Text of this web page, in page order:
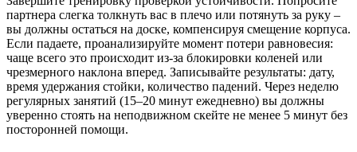
партнера слегка толкнуть вас в плечо или потянуть за руку –
вы должны остаться на доске, компенсируя смещение корпуса.
Если падаете, проанализируйте момент потери равновесия:
чаще всего это происходит из-за блокировки коленей или
чрезмерного наклона вперед. Записывайте результаты: дату,
время удержания стойки, количество падений. Через неделю
регулярных занятий (15–20 минут ежедневно) вы должны
уверенно стоять на неподвижном скейте не менее 5 минут без
посторонней помощи.